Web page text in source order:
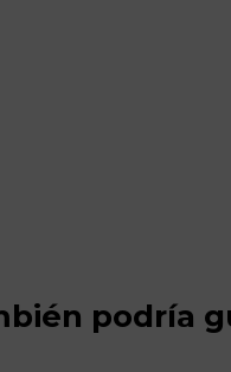
podría